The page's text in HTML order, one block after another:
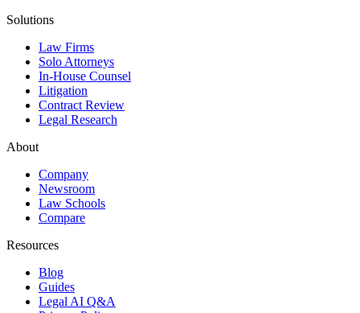
Solutions
Law Firms
Solo Attorneys
In-House Counsel
Litigation
Contract Review
Legal Research
About
Company
Newsroom
Law Schools
Compare
Resources
Blog
Guides
Legal AI Q&A